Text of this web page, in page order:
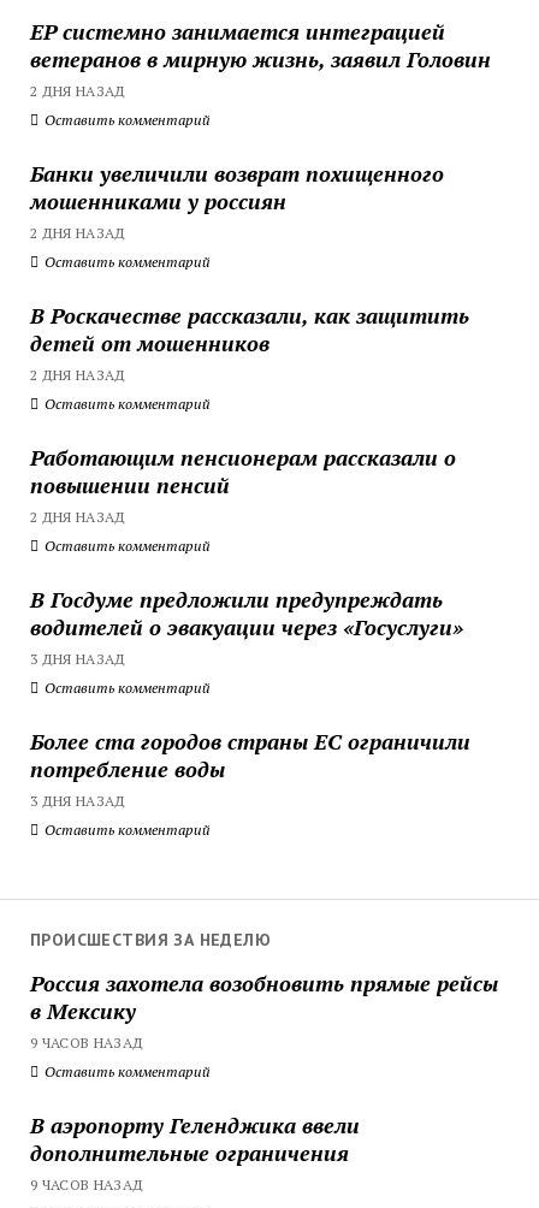
ЕР системно занимается интеграцией
ветеранов в мирную жизнь, заявил Головин
2 ДНЯ НАЗАД
Оставить комментарий
Банки увеличили возврат похищенного
мошенниками у россиян
2 ДНЯ НАЗАД
Оставить комментарий
В Роскачестве рассказали, как защитить
детей от мошенников
2 ДНЯ НАЗАД
Оставить комментарий
Работающим пенсионерам рассказали о
повышении пенсий
2 ДНЯ НАЗАД
Оставить комментарий
В Госдуме предложили предупреждать
водителей о эвакуации через «Госуслуги»
3 ДНЯ НАЗАД
Оставить комментарий
Более ста городов страны ЕС ограничили
потребление воды
3 ДНЯ НАЗАД
Оставить комментарий
ПРОИСШЕСТВИЯ ЗА НЕДЕЛЮ
Россия захотела возобновить прямые рейсы
в Мексику
9 ЧАСОВ НАЗАД
Оставить комментарий
В аэропорту Геленджика ввели
дополнительные ограничения
9 ЧАСОВ НАЗАД